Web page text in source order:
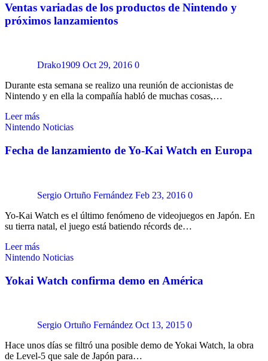
Ventas variadas de los productos de Nintendo y
próximos lanzamientos
Drako1909 Oct 29, 2016 0
Durante esta semana se realizo una reunión de accionistas de
Nintendo y en ella la compañía habló de muchas cosas,…
Leer más
Nintendo Noticias
Fecha de lanzamiento de Yo-Kai Watch en Europa
Sergio Ortuño Fernández Feb 23, 2016 0
Yo-Kai Watch es el último fenómeno de videojuegos en Japón. En
su tierra natal, el juego está batiendo récords de…
Leer más
Nintendo Noticias
Yokai Watch confirma demo en América
Sergio Ortuño Fernández Oct 13, 2015 0
Hace unos días se filtró una posible demo de Yokai Watch, la obra
de Level-5 que sale de Japón para…